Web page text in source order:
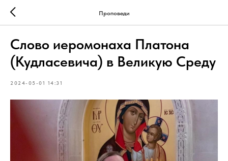
Проповеди
Слово иеромонаха Платона
(Кудласевича) в Великую Среду
2024-05-01 14:31